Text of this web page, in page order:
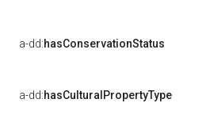
a-dd:hasConservationStatus
a-dd:hasCulturalPropertyType